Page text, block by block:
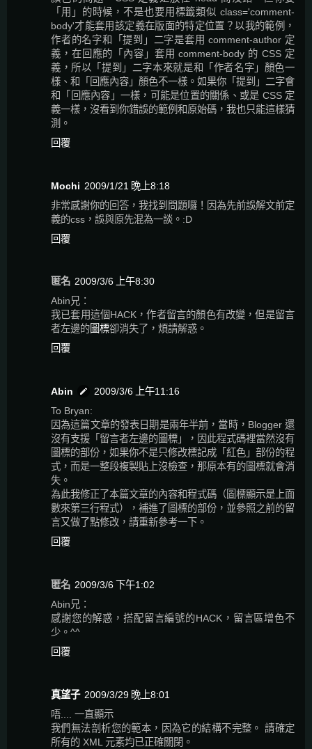
「用」的時候，不是也要用標籤類似 class='comment-
body'才能套用該定義在版面的特定位置？以我的範例，
作者的名字和「提到」二字是套用 comment-author 定
義，在回應的「內容」套用 comment-body 的 CSS 定
義，所以「提到」二字本來就是和「作者名字」顏色一
樣、和「回應內容」顏色不一樣。如果你「提到」二字會
和「回應內容」一樣，可能是位置的關係、或是 CSS 定
義一樣，沒看到你錯誤的範例和原始碼，我也只能這樣猜
測。
回覆
Mochi 2009/1/21 晚上8:18
非常感謝你的回答，我找到問題囉！因為先前誤解文前定
義的css，誤與原先混為一談。:D
回覆
匿名 2009/3/6 上午8:30
Abin兄：
我已套用這個HACK，作者留言的顏色有改變，但是留言
者左邊的圖標卻消失了，煩請解惑。
回覆
Abin
2009/3/6 上午11:16
To Bryan:
因為這篇文章的發表日期是兩年半前，當時，Blogger 還
沒有支援「留言者左邊的圖標」，因此程式碼裡當然沒有
圖標的部份，如果你不是只修改標記成「紅色」部份的程
式，而是一整段複製貼上沒檢查，那原本有的圖標就會消
失。
為此我修正了本篇文章的內容和程式碼（圖標顯示是上面
數來第三行程式），補進了圖標的部份，並參照之前的留
言又做了點修改，請重新參考一下。
回覆
匿名 2009/3/6 下午1:02
Abin兄：
感謝您的解惑，搭配留言編號的HACK，留言區增色不
少。^^
回覆
真望子 2009/3/29 晚上8:01
唔.... 一直顯示
我們無法剖析您的範本，因為它的結構不完整。 請確定
所有的 XML 元素均已正確關閉。